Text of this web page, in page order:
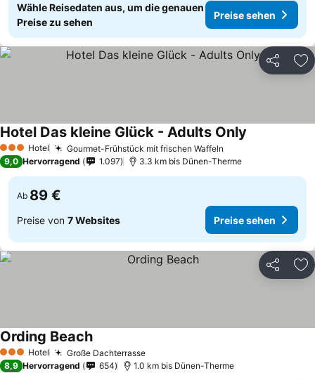
Wähle Reisedaten aus, um die genauen
Preise zu sehen
Preise sehen
Teilen
3 SterneHotel Gourmet-Frühstück mit frischen Waffeln
Hotel Das kleine Glück - Adults Only
9,0 Hervorragend 1.097 3.3 km bis Dünen-Therme
Ab 89 €
Preise von 7 Websites Preise sehen
Teilen
3 SterneHotel Große DachterrassePreise sehen
Ording BeachPreise sehen
8,9 Hervorragend 654 1.0 km bis Dünen-Therme